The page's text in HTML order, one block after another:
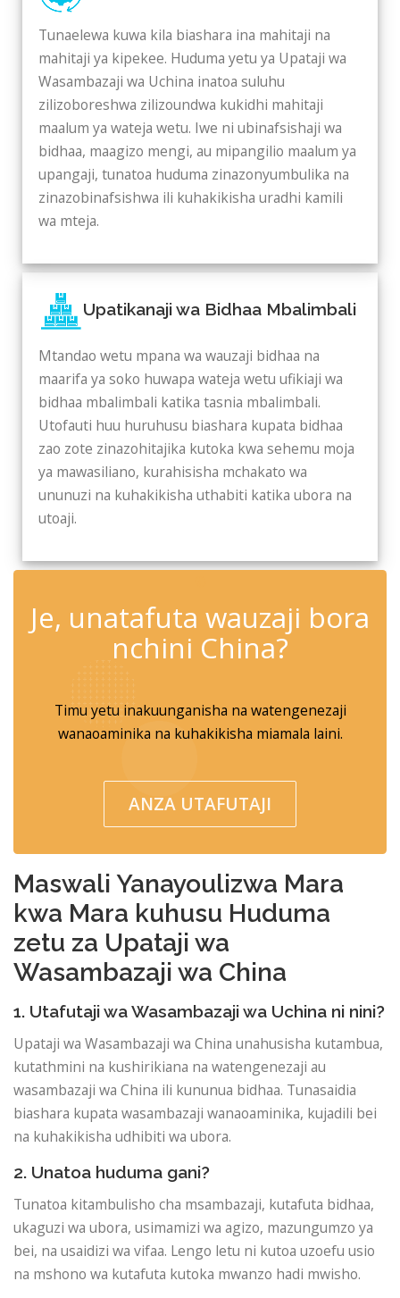
Tunaelewa kuwa kila biashara ina mahitaji na
mahitaji ya kipekee. Huduma yetu ya Upataji wa
Wasambazaji wa Uchina inatoa suluhu
zilizoboreshwa zilizoundwa kukidhi mahitaji
maalum ya wateja wetu. Iwe ni ubinafsishaji wa
bidhaa, maagizo mengi, au mipangilio maalum ya
upangaji, tunatoa huduma zinazonyumbulika na
zinazobinafsishwa ili kuhakikisha uradhi kamili
wa mteja.
Upatikanaji wa Bidhaa Mbalimbali
Mtandao wetu mpana wa wauzaji bidhaa na
maarifa ya soko huwapa wateja wetu ufikiaji wa
bidhaa mbalimbali katika tasnia mbalimbali.
Utofauti huu huruhusu biashara kupata bidhaa
zao zote zinazohitajika kutoka kwa sehemu moja
ya mawasiliano, kurahisisha mchakato wa
ununuzi na kuhakikisha uthabiti katika ubora na
utoaji.
Je, unatafuta wauzaji bora
nchini China?
Timu yetu inakuunganisha na watengenezaji
wanaoaminika na kuhakikisha miamala laini.
ANZA UTAFUTAJI
Maswali Yanayoulizwa Mara
kwa Mara kuhusu Huduma
zetu za Upataji wa
Wasambazaji wa China
1. Utafutaji wa Wasambazaji wa Uchina ni nini?
Upataji wa Wasambazaji wa China unahusisha kutambua,
kutathmini na kushirikiana na watengenezaji au
wasambazaji wa China ili kununua bidhaa. Tunasaidia
biashara kupata wasambazaji wanaoaminika, kujadili bei
na kuhakikisha udhibiti wa ubora.
2. Unatoa huduma gani?
Tunatoa kitambulisho cha msambazaji, kutafuta bidhaa,
ukaguzi wa ubora, usimamizi wa agizo, mazungumzo ya
bei, na usaidizi wa vifaa. Lengo letu ni kutoa uzoefu usio
na mshono wa kutafuta kutoka mwanzo hadi mwisho.